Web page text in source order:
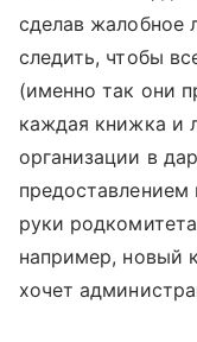
сделав жалобное
следить, чтобы
(именно так они
каждая книжка и
организации в
руки
например, новый
хочет